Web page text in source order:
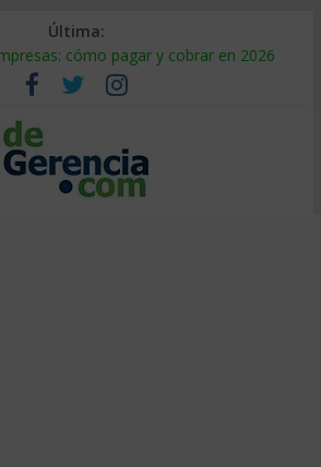
Última:
cómo pagar y cobrar en 2026
qué es y por qué sale tan caro
cómo auditarla a tiempo
la cadena de suministro: qué hacer
EE. UU.: cómo segmentarlo y venderle